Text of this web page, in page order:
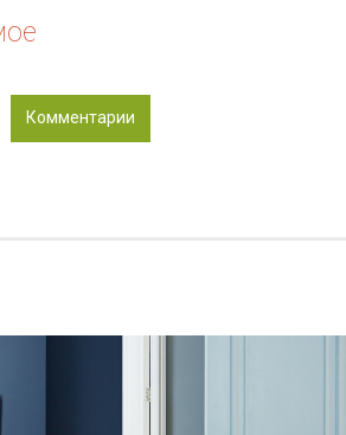
Комментарии